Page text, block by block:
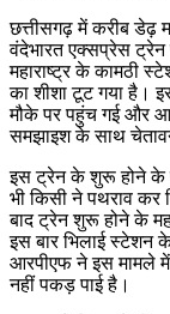
छत्तीसगढ़ में करीब
वंदेभारत एक्सप्रेस ट्रेन
महाराष्ट्र के कामठी
का शीशा टूट गया है।
मौके पर पहुंच गई और
समझाइश के साथ
इस ट्रेन के शुरू होने के
भी किसी ने पथराव कर
बाद ट्रेन शुरू होने के
इस बार भिलाई स्टेशन
आरपीएफ ने इस मामले
नहीं पकड़ पाई है।